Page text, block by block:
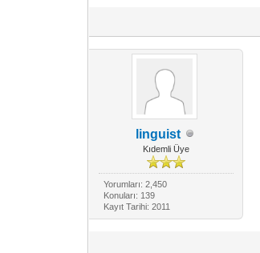
linguist
Kıdemli Üye
Yorumları: 2,450
Konuları: 139
Kayıt Tarihi: 2011